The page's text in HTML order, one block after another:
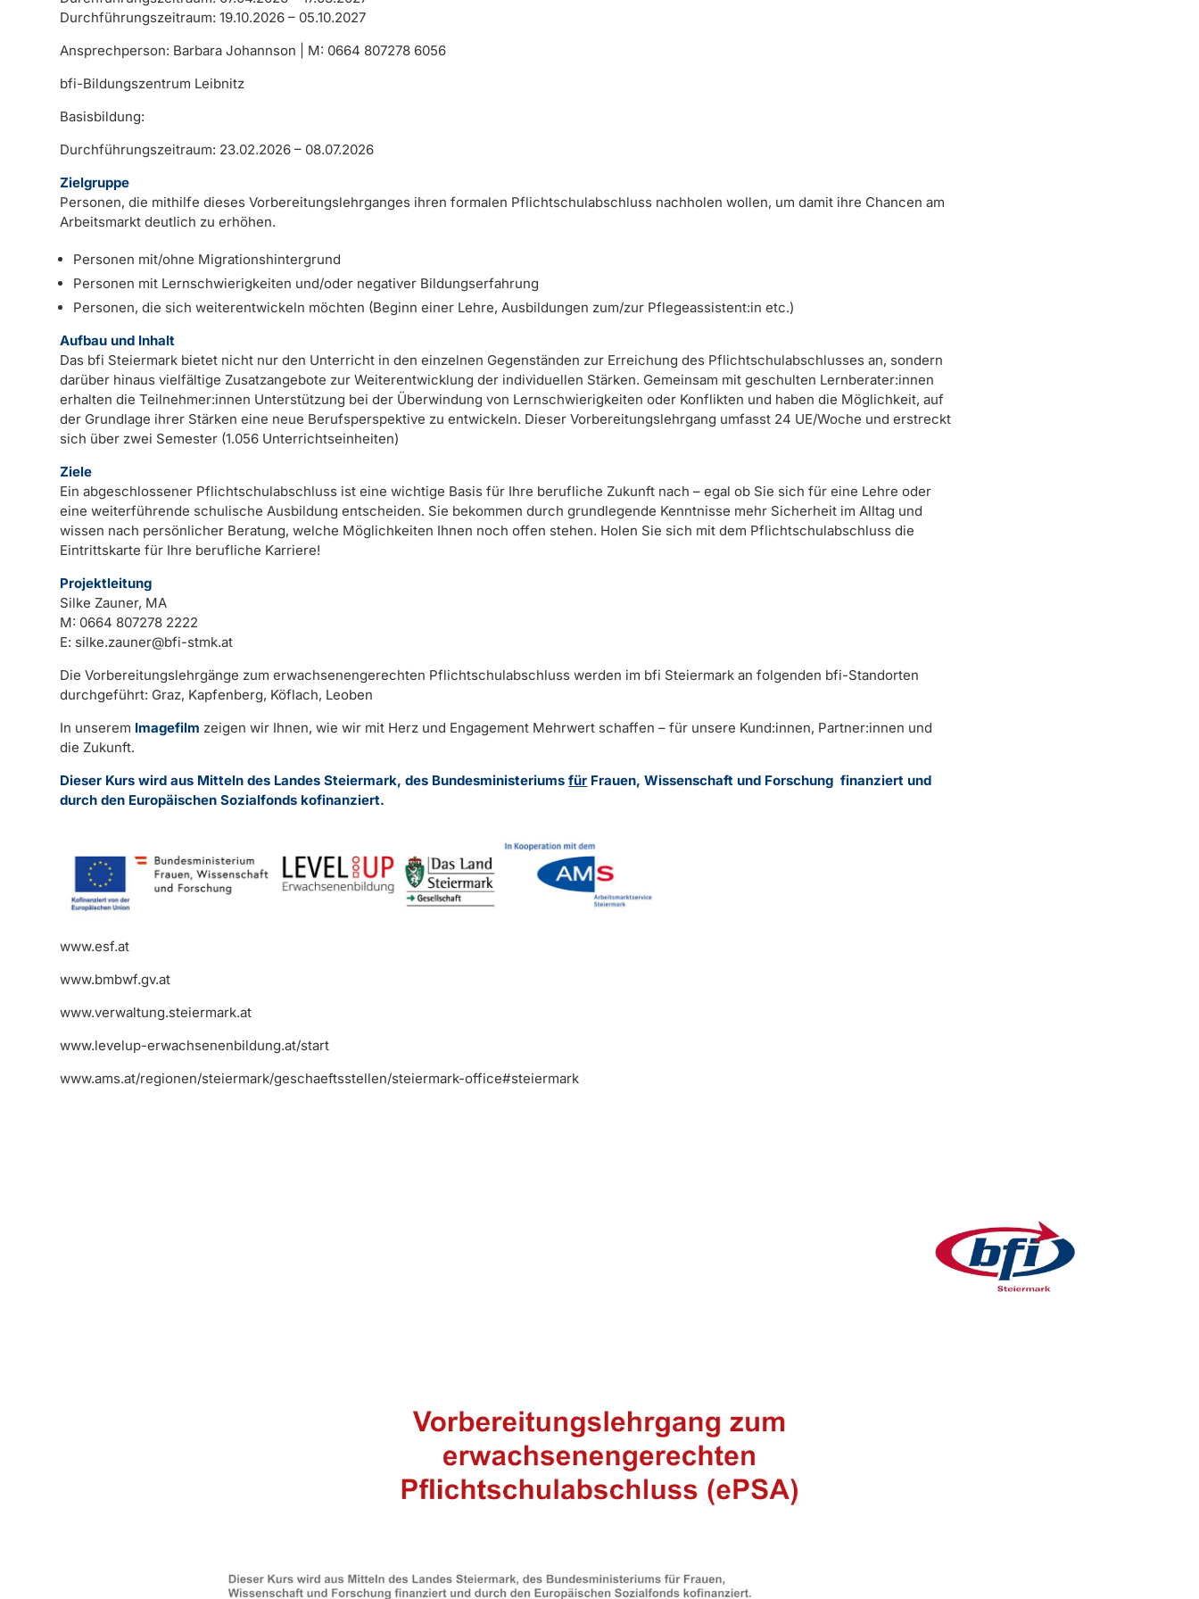
Durchführungszeitraum: 19.10.2026 – 05.10.2027
Ansprechperson: Barbara Johannson | M: 0664 807278 6056
bfi-Bildungszentrum Leibnitz
Basisbildung:
Durchführungszeitraum: 23.02.2026 – 08.07.2026
Zielgruppe
Personen, die mithilfe dieses Vorbereitungslehrganges ihren formalen Pflichtschulabschluss nachholen wollen, um damit ihre Chancen am
Arbeitsmarkt deutlich zu erhöhen.
Personen mit/ohne Migrationshintergrund
Personen mit Lernschwierigkeiten und/oder negativer Bildungserfahrung
Personen, die sich weiterentwickeln möchten (Beginn einer Lehre, Ausbildungen zum/zur Pflegeassistent:in etc.)
Aufbau und Inhalt
Das bfi Steiermark bietet nicht nur den Unterricht in den einzelnen Gegenständen zur Erreichung des Pflichtschulabschlusses an, sondern
darüber hinaus vielfältige Zusatzangebote zur Weiterentwicklung der individuellen Stärken. Gemeinsam mit geschulten Lernberater:innen
erhalten die Teilnehmer:innen Unterstützung bei der Überwindung von Lernschwierigkeiten oder Konflikten und haben die Möglichkeit, auf
der Grundlage ihrer Stärken eine neue Berufsperspektive zu entwickeln. Dieser Vorbereitungslehrgang umfasst 24 UE/Woche und erstreckt
sich über zwei Semester (1.056 Unterrichtseinheiten)
Ziele
Ein abgeschlossener Pflichtschulabschluss ist eine wichtige Basis für Ihre berufliche Zukunft nach – egal ob Sie sich für eine Lehre oder
eine weiterführende schulische Ausbildung entscheiden. Sie bekommen durch grundlegende Kenntnisse mehr Sicherheit im Alltag und
wissen nach persönlicher Beratung, welche Möglichkeiten Ihnen noch offen stehen. Holen Sie sich mit dem Pflichtschulabschluss die
Eintrittskarte für Ihre berufliche Karriere!
Projektleitung
Silke Zauner, MA
M: 0664 807278 2222
E: silke.zauner@bfi-stmk.at
Die Vorbereitungslehrgänge zum erwachsenengerechten Pflichtschulabschluss werden im bfi Steiermark an folgenden bfi-Standorten
durchgeführt: Graz, Kapfenberg, Köflach, Leoben
In unserem Imagefilm zeigen wir Ihnen, wie wir mit Herz und Engagement Mehrwert schaffen – für unsere Kund:innen, Partner:innen und
die Zukunft.
Dieser Kurs wird aus Mitteln des Landes Steiermark, des Bundesministeriumsfür Frauen, Wissenschaft und Forschung finanziert und
durch den Europäischen Sozialfonds kofinanziert.
www.esf.at
www.bmbwf.gv.at
www.verwaltung.steiermark.at
www.levelup-erwachsenenbildung.at/start
www.ams.at/regionen/steiermark/geschaeftsstellen/steiermark-office#steiermark